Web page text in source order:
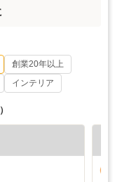
創業20年以上
インテリア